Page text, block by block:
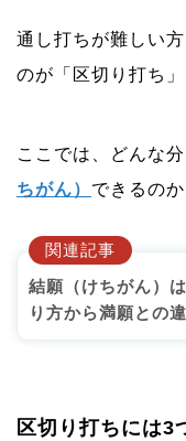
通し打ちが難しい
のが「区切り打ち」
ここでは、どんな
ちがん） できるの
関連記事
結願（けちがん）
り方から満願との
区切り打ちには3